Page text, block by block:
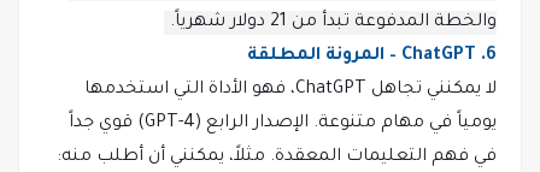
والخطة المدفوعة تبدأ من 21 دولار شهرياً.
6. ChatGPT – المرونة المطلقة
لا يمكنني تجاهل ChatGPT، فهو الأداة التي استخدمها
يومياً في مهام متنوعة. الإصدار الرابع (GPT-4) قوي جداً
في فهم التعليمات المعقدة. مثلاً، يمكنني أن أطلب منه: